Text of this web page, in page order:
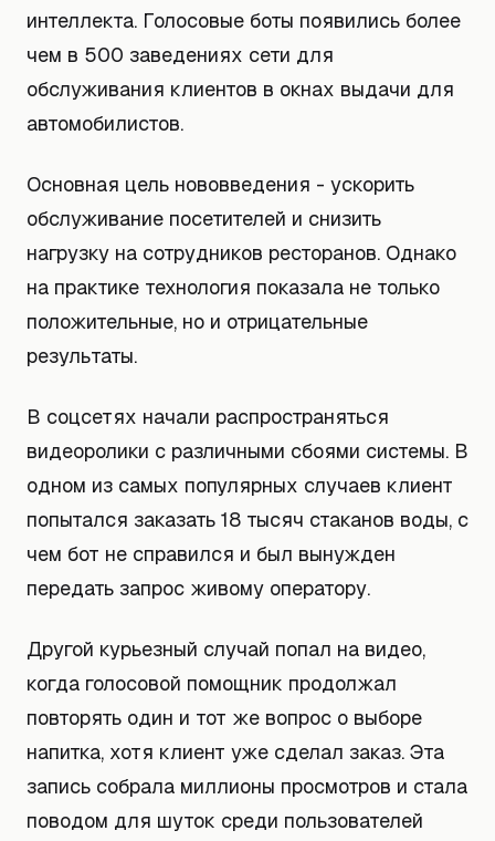
интеллекта. Голосовые боты появились более
чем в 500 заведениях сети для
обслуживания клиентов в окнах выдачи для
автомобилистов.
Основная цель нововведения - ускорить
обслуживание посетителей и снизить
нагрузку на сотрудников ресторанов. Однако
на практике технология показала не только
положительные, но и отрицательные
результаты.
В соцсетях начали распространяться
видеоролики с различными сбоями системы. В
одном из самых популярных случаев клиент
попытался заказать 18 тысяч стаканов воды, с
чем бот не справился и был вынужден
передать запрос живому оператору.
Другой курьезный случай попал на видео,
когда голосовой помощник продолжал
повторять один и тот же вопрос о выборе
напитка, хотя клиент уже сделал заказ. Эта
запись собрала миллионы просмотров и стала
поводом для шуток среди пользователей